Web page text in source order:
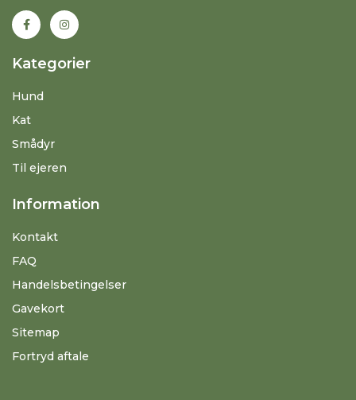
Kategorier
Hund
Kat
Smådyr
Til ejeren
Information
Kontakt
FAQ
Handelsbetingelser
Gavekort
Sitemap
Fortryd aftale